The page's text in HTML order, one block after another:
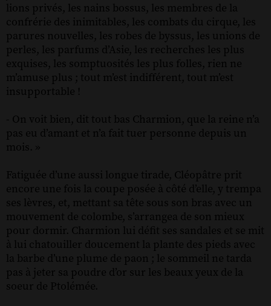
lions privés, les nains bossus, les membres de la
confrérie des inimitables, les combats du cirque, les
parures nouvelles, les robes de byssus, les unions de
perles, les parfums d’Asie, les recherches les plus
exquises, les somptuosités les plus folles, rien ne
m’amuse plus ; tout m’est indifférent, tout m’est
insupportable !
- On voit bien, dit tout bas Charmion, que la reine n’a
pas eu d’amant et n’a fait tuer personne depuis un
mois. »
Fatiguée d’une aussi longue tirade, Cléopâtre prit
encore une fois la coupe posée à côté d’elle, y trempa
ses lèvres, et, mettant sa tête sous son bras avec un
mouvement de colombe, s’arrangea de son mieux
pour dormir. Charmion lui défit ses sandales et se mit
à lui chatouiller doucement la plante des pieds avec
la barbe d’une plume de paon ; le sommeil ne tarda
pas à jeter sa poudre d’or sur les beaux yeux de la
soeur de Ptolémée.